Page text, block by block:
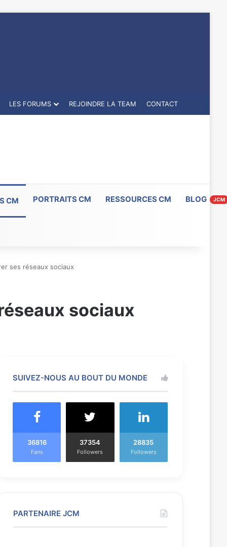
LES FORUMS REJOINDRE LA TEAM CONTACT
CM PORTRAITS CM RESSOURCES CM BLOG JCM
ses réseaux sociaux
sociaux
SUIVEZ-NOUS AU BOUT DU MONDE
36816
Fans
37354
Followers
28835
Followers
PARTENAIRE JCM